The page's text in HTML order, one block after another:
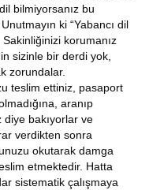
bilmiyorsanız bu
ki “Yabancı dil
korumanız
sizinle bir derdi yok,
zorundalar.
teslim ettiniz, pasaport
aranıp
diye bakıyorlar ve
verdikten sonra
okutarak damga
etmektedir. Hatta
sistematik çalışmaya